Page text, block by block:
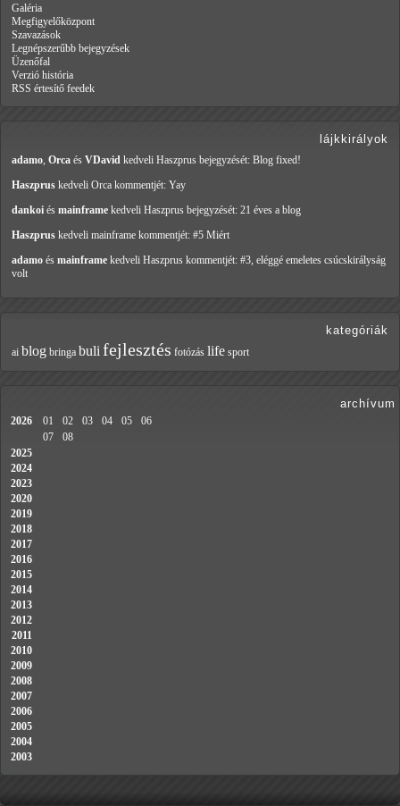
Galéria
Megfigyelőközpont
Szavazások
Legnépszerűbb bejegyzések
Üzenőfal
Verzió história
RSS értesítő feedek
lájkkirályok
adamo Orca és VDavid kedveli Haszprus bejegyzését: Blog fixed!
Haszprus kedveli Orca kommentjét: Yay
dankoi és mainframe kedveli Haszprus bejegyzését: 21 éves a blog
Haszprus kedveli mainframe kommentjét: #5 Miért
adamo és mainframe kedveli Haszprus kommentjét: #3, eléggé emeletes csúcskirályság
volt
kategóriák
ai blog bringa buli fejlesztés fotózás life sport
archívum
2026 01 02 03 04 05
06
07
08
2025
2024
2023
2020
2019
2018
2017
2016
2015
2014
2013
2012
2011
2010
2009
2008
2007
2006
2005
2004
2003